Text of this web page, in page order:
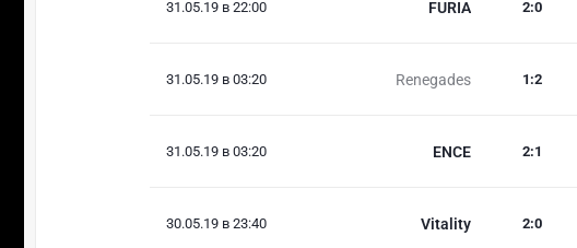
31.05.19 в 22:00 FURIA 2:0
31.05.19 в 03:20 Renegades 1 :2
31.05.19 в 03:20 ENCE 2:1
30.05.19 в 23:40 Vitality 2:0